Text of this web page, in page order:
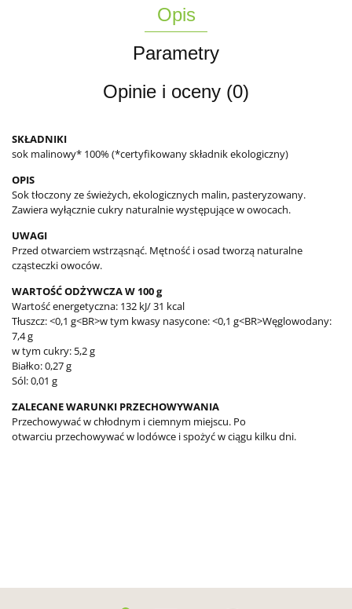
Opis
Parametry
Opinie i oceny (0)
SKŁADNIKI
sok malinowy* 100% (*certyfikowany składnik ekologiczny)
OPIS
Sok tłoczony ze świeżych, ekologicznych malin, pasteryzowany.
Zawiera wyłącznie cukry naturalnie występujące w owocach.
UWAGI
Przed otwarciem wstrząsnąć. Mętność i osad tworzą naturalne
cząsteczki owoców.
WARTOŚĆ ODŻYWCZA W 100 g
Wartość energetyczna: 132 kJ/ 31 kcal
Tłuszcz: <0,1 g<BR>w tym kwasy nasycone: <0,1 g<BR>Węglowodany:
7,4 g
w tym cukry: 5,2 g
Białko: 0,27 g
Sól: 0,01 g
ZALECANE WARUNKI PRZECHOWYWANIA
Przechowywać w chłodnym i ciemnym miejscu. Po
otwarciu przechowywać w lodówce i spożyć w ciągu kilku dni.